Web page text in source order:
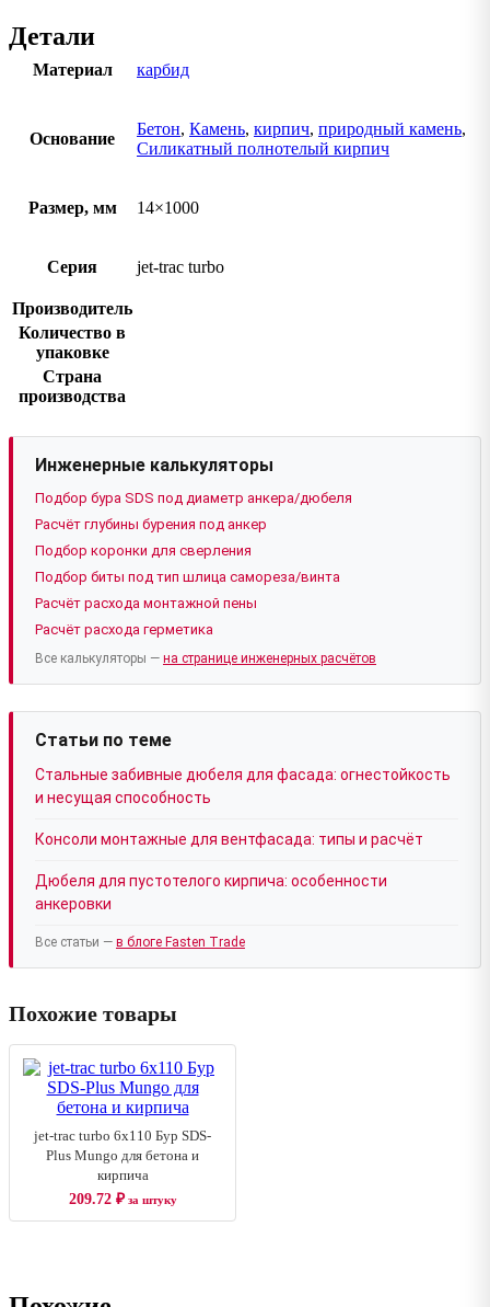
Детали
Материал карбид
Основание
Бетон, Камень, кирпич, природный камень,
Силикатный полнотелый кирпич
Размер, мм 14×1000
Серия jet-trac turbo
Производитель
Количество в
упаковке
Страна
производства
Инженерные калькуляторы
Подбор бура SDS под диаметр анкера/дюбеля
Расчёт глубины бурения под анкер
Подбор коронки для сверления
Подбор биты под тип шлица самореза/винта
Расчёт расхода монтажной пены
Расчёт расхода герметика
Все калькуляторы — на странице инженерных расчётов
Статьи по теме
Стальные забивные дюбеля для фасада: огнестойкость
и несущая способность
Консоли монтажные для вентфасада: типы и расчёт
Дюбеля для пустотелого кирпича: особенности
анкеровки
Все статьи — в блоге Fasten Trade
Похожие товары
jet-trac turbo 6x110 Бур SDS-
Plus Mungo для бетона и
кирпича
209.72 ₽за штуку